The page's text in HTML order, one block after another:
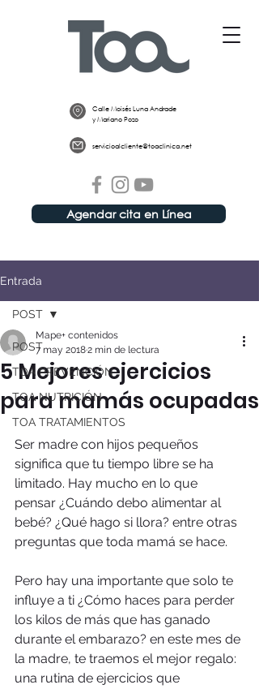
Calle Moisés Luna Andrade
y Mariano Pozo
servicioalcliente@toaclinica.net
Agendar cita en Línea
Entrada
POST
TOA PREVENCIÓN
TOA NUTRICIÓN
TOA TRATAMIENTOS
POST
5 Mejores ejercicios
para mamás ocupadas
Mape+ contenidos
7 may 20182 min de lectura
Ser madre con hijos pequeños
significa que tu tiempo libre se ha
limitado. Hay mucho en lo que
pensar ¿Cuándo debo alimentar al
bebé? ¿Qué hago si llora? entre otras
preguntas que toda mamá se hace.
Pero hay una importante que solo te
influye a ti ¿Cómo haces para perder
los kilos de más que has ganado
durante el embarazo? en este mes de
la madre, te traemos el mejor regalo:
una rutina de ejercicios que